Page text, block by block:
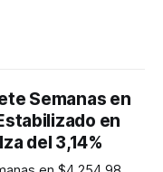
Semanas en
en
del 3,14%